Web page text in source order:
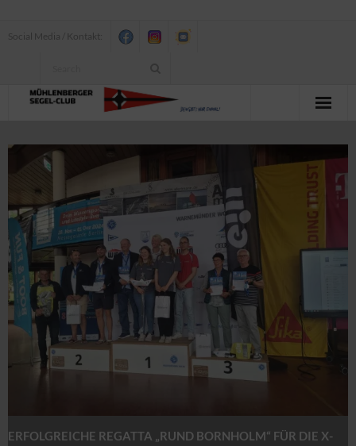
Social Media / Kontakt:
Verein
Jugend
Erwachsenensegeln
Seesegeln
Segelbundesliga
Regatten
MSC Racing Team is coming
ERFOLGREICHE REGATTA „RUND BORNHOLM“ FÜR DIE X-